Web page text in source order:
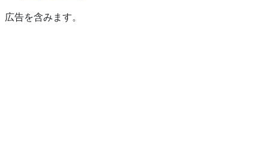
広告を含みます。